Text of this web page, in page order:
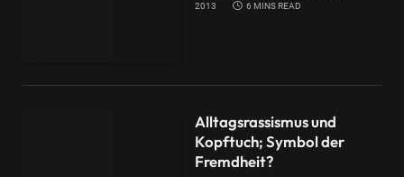
2013
6 MINS READ
Alltagsrassismus und
Kopftuch; Symbol der
Fremdheit?